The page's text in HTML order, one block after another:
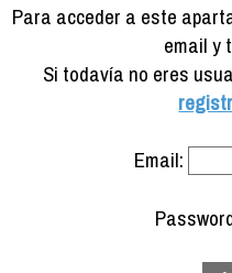
Compañeros de viaje
Info viajeros
Para acceder a este
email y
Si todavía no eres
Email: